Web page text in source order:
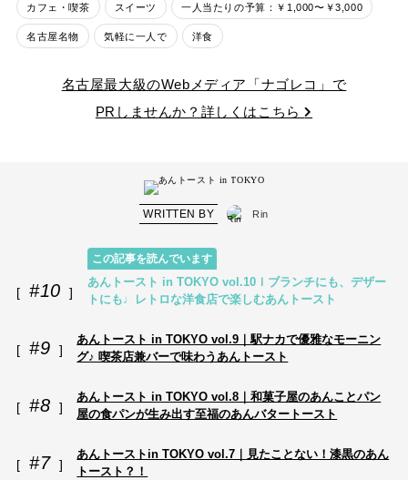
カフェ・喫茶 スイーツ 一人当たりの予算：￥1,000〜￥3,000
名古屋名物 気軽に一人で 洋食
名古屋最大級のWebメディア「ナゴレコ」で
PRしませんか？詳しくはこちら
WRITTEN BY Rin
#10
この記事を読んでいます
あんトースト in TOKYO vol.10ｌブランチにも、デザー
トにも♩レトロな洋食店で楽しむあんトースト
#9
あんトースト in TOKYO vol.9｜駅ナカで優雅なモーニン
グ♪ 喫茶店兼バーで味わうあんトースト
#8
あんトースト in TOKYO vol.8｜和菓子屋のあんことパン
屋の食パンが生み出す至福のあんバタートースト
#7
あんトーストin TOKYO vol.7｜見たことない！漆黒のあん
トースト？！